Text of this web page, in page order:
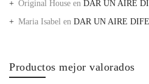
Original House en DAR UN AIRE
Maria Isabel en DAR UN AIRE
Productos mejor valorados